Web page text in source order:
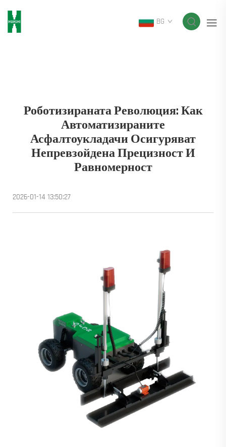
BG
Роботизираната Революция: Как
Автоматизираните
Асфалтоукладачи Осигуряват
Непревзойдена Прецизност И
Равномерност
2026-01-14 13:50:27